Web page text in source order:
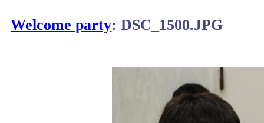
Welcome party: DSC_1500.JPG